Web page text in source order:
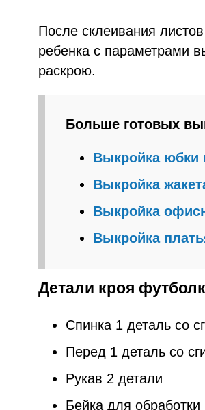
После склеивания
ребенка с параметрами
раскрою.
Больше готовых
Выкройка юбки
Выкройка
Выкройка
Выкройка
Детали кроя
Спинка 1 деталь со
Перед 1 деталь со
Рукав 2 детали
Бейка для